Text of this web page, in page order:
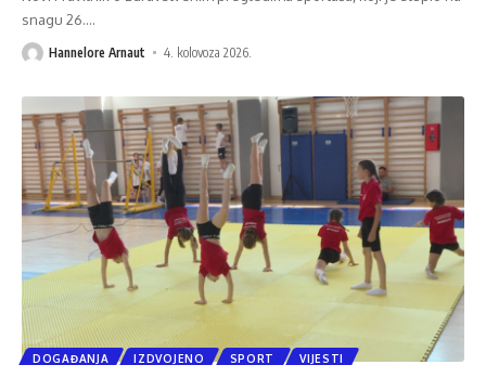
snagu 26.…
Hannelore Arnaut 4. kolovoza 2026.
DOGAĐANJA IZDVOJENO SPORT VIJESTI